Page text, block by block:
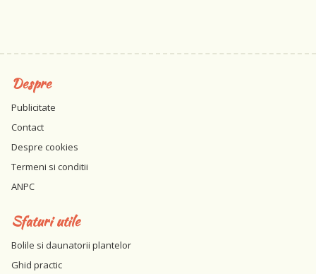
Despre
Publicitate
Contact
Despre cookies
Termeni si conditii
ANPC
Sfaturi utile
Bolile si daunatorii plantelor
Ghid practic